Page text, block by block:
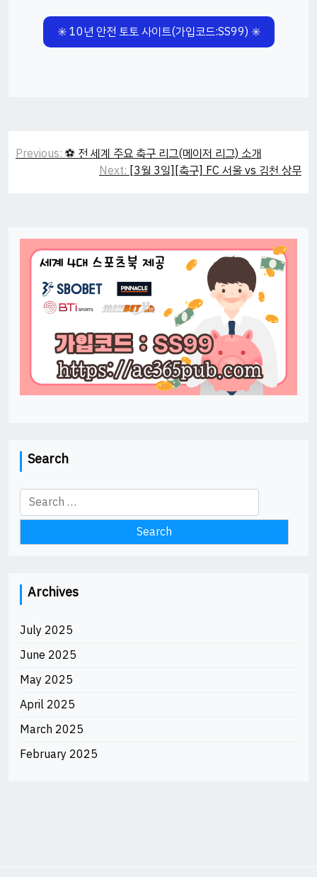
✳️ 10년 안전 토토 사이트(가입코드:SS99) ✳️
Post
navigation
Previous:⚽ 전 세계 주요 축구 리그(메이저 리그) 소개
Next: [3월 3일][축구] FC 서울 vs 김천 상무
Search
Search
for:
Archives
July 2025
June 2025
May 2025
April 2025
March 2025
February 2025